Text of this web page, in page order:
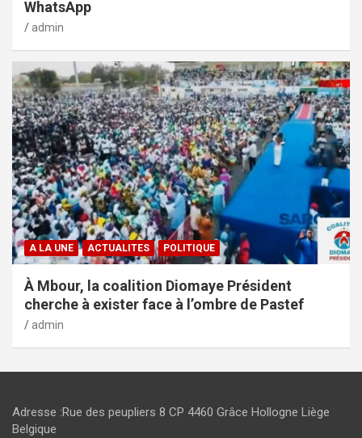
WhatsApp
admin
A LA UNE ACTUALITES POLITIQUE
À Mbour, la coalition Diomaye Président
cherche à exister face à l’ombre de Pastef
admin
Adresse :Rue des peupliers 8 CP 4460 Grâce Hollogne Liège
Belgique